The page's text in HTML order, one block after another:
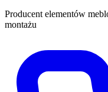
Producent elementów
montażu